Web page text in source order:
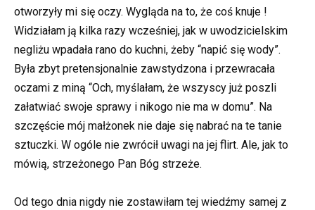
otworzyły mi się oczy. Wygląda na to, że coś knuje !
Widziałam ją kilka razy wcześniej, jak w uwodzicielskim
negliżu wpadała rano do kuchni, żeby “napić się wody”.
Była zbyt pretensjonalnie zawstydzona i przewracała
oczami z miną “Och, myślałam, że wszyscy już poszli
załatwiać swoje sprawy i nikogo nie ma w domu”. Na
szczęście mój małżonek nie daje się nabrać na te tanie
sztuczki. W ogóle nie zwrócił uwagi na jej flirt. Ale, jak to
mówią, strzeżonego Pan Bóg strzeże.
Od tego dnia nigdy nie zostawiłam tej wiedźmy samej z